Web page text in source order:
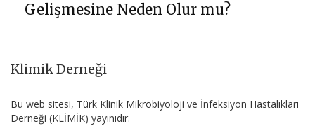
Gelişmesine Neden Olur mu?
Klimik Derneği
Bu web sitesi, Türk Klinik Mikrobiyoloji ve İnfeksiyon Hastalıkları
Derneği (KLİMİK) yayınıdır.